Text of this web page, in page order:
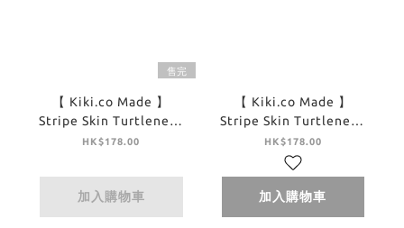
售完
【 Kiki.co Made 】
Stripe Skin Turtleneck
inner-red
HK$178.00
加入購物車
【 Kiki.co Made 】
Stripe Skin Turtleneck
inner-green
HK$178.00
加入購物車